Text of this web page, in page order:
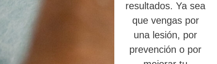
resultados. Ya sea
que vengas por
una lesión, por
prevención o por